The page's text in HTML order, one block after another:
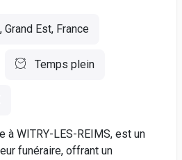
Est, France
Temps plein
à WITRY-LES-REIMS, est un
funéraire, offrant un